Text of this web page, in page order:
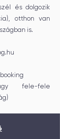
és dolgozik
otthon van
is.
fele-fele